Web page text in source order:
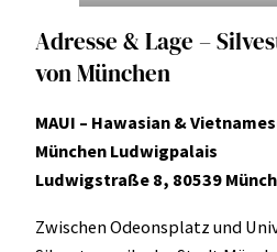
Adresse & Lage –
von München
MAUI – Hawasian &
München Ludwigpalais
Ludwigstraße 8, 80539
Zwischen Odeonsplatz und